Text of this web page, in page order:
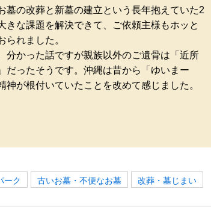
墓の改葬と新墓の建立という長年抱えていた2
きな課題を解決できて、ご依頼主様もホッと
られました。
分かった話ですが親族以外のご遺骨は「近所
だったそうです。沖縄は昔から「ゆいまー
神が根付いていたことを改めて感じました。
ーク 古いお墓・不便なお墓 改葬・墓じまい